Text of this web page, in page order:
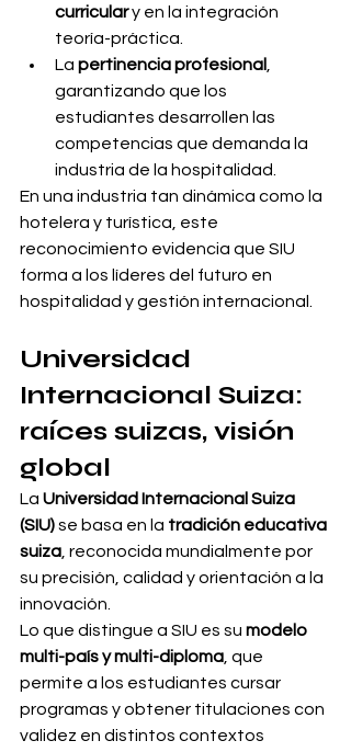
curricular y en la integración
teoría-práctica.
La pertinencia profesional
garantizando que los
estudiantes desarrollen las
competencias que demanda la
industria de la hospitalidad.
En una industria tan dinámica como la
hotelera y turística, este
reconocimiento evidencia que SIU
forma a los líderes del futuro en
hospitalidad y gestión internacional.
Universidad
Internacional Suiza:
raíces suizas, visión
global
La Universidad Internacional Suiza
(SIU) se basa en la tradición educativa
suiza , reconocida mundialmente por
su precisión, calidad y orientación a la
innovación.
Lo que distingue a SIU es su modelo
multi-país y multi-diploma , que
permite a los estudiantes cursar
programas y obtener titulaciones con
validez en distintos contextos